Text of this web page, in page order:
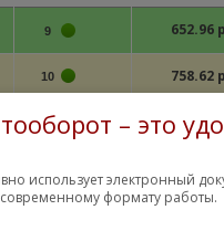
9 652.96
10 758.62
10 770.53
10 810.60
– это
использует электронный
современному формату работы.